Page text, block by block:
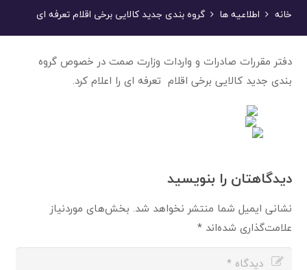
خانه اطلاعیه ها گروه بندی جدید کالایی برخی اقلام تعرفه ای
دفتر مقررات صادرات و واردات وزارت صمت در خصوص گروه
بندی جدید کالایی برخی اقلام تعرفه ای را اعلام کرد.
دیدگاهتان را بنویسید
نشانی ایمیل شما منتشر نخواهد شد. بخش‌های موردنیاز
علامت‌گذاری شده‌اند*